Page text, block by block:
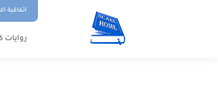
اتفاقية
روايات